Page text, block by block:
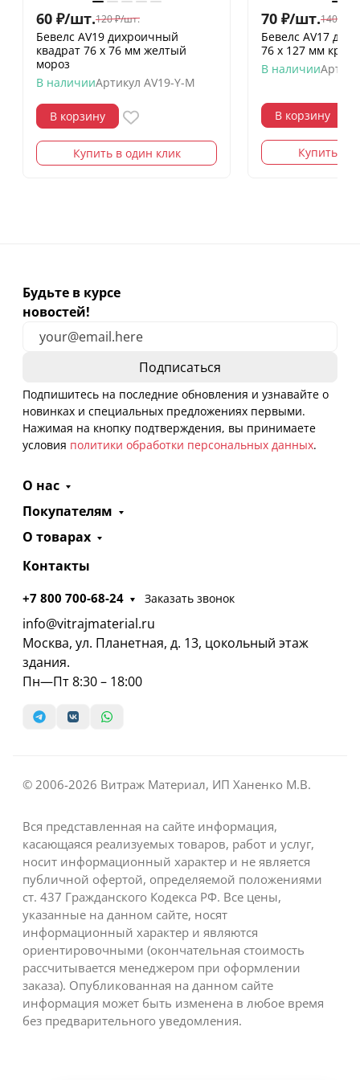
60 ₽/шт.120 ₽/шт.
Бевелс AV19 дихроичный
квадрат 76 х 76 мм желтый
мороз
В наличииАртикул AV19-Y-M
В корзину
Купить в один клик
70 ₽/шт.140
Бевелс AV17
76 х 127 мм
В наличии
В корзину
Купить в
Будьте в курсе
новостей!
Подпишитесь на последние обновления и узнавайте о
новинках и специальных предложениях первыми.
Нажимая на кнопку подтверждения, вы принимаете
условия политики обработки персональных данных.
О нас
Покупателям
О товарах
Контакты
+7 800 700-68-24 Заказать звонок
info@vitrajmaterial.ru
Москва, ул. Планетная, д. 13, цокольный этаж
здания.
Пн—Пт 8:30 – 18:00
© 2006-2026 Витраж Материал, ИП Ханенко М.В.
Вся представленная на сайте информация,
касающаяся реализуемых товаров, работ и услуг,
носит информационный характер и не является
публичной офертой, определяемой положениями
ст. 437 Гражданского Кодекса РФ. Все цены,
указанные на данном сайте, носят
информационный характер и являются
ориентировочными (окончательная стоимость
рассчитывается менеджером при оформлении
заказа). Опубликованная на данном сайте
информация может быть изменена в любое время
без предварительного уведомления.